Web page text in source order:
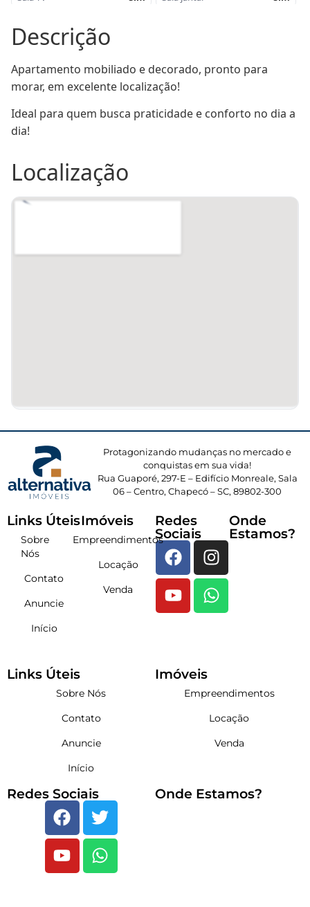
Churrasqueira
ProximidadeSupermercado
Alberti
Área de lazer
Gás central
Portão eletrônico
Descrição
Apartamento mobiliado e decorado, pronto para
morar, em excelente localização!
Ideal para quem busca praticidade e conforto no dia a
dia!
Localização
Protagonizando mudanças no mercado e
conquistas em sua vida!
Rua Guaporé, 297-E – Edifício Monreale, Sala
06 – Centro, Chapecó – SC, 89802-300
Links Úteis
Sobre
Nós
Contato
Anuncie
Início
Imóveis
Empreendimentos
Locação
Venda
Redes
Sociais
Onde
Estamos?
Links Úteis
Sobre Nós
Contato
Anuncie
Início
Imóveis
Empreendimentos
Locação
Venda
Redes Sociais Onde Estamos?